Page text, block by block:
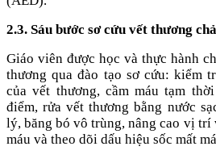
2.3. Sáu bước sơ cứu vết thương
Giáo viên được học và thực hành
thương qua đào tạo sơ cứu: kiểm
của vết thương, cầm máu tạm
điểm, rửa vết thương bằng nước
lý, băng bó vô trùng, nâng cao vị trí
máu và theo dõi dấu hiệu sốc mất